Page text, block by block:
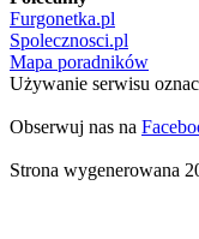
Furgonetka.pl
Spolecznosci.pl
Mapa poradników
Używanie serwisu
Obserwuj nas na
Strona wygenerowana